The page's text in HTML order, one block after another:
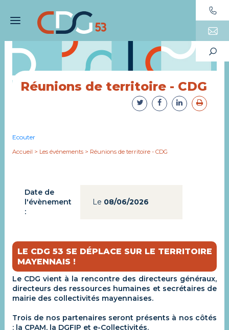
Réunions de territoire - CDG
Ecouter
Accueil > Les événements > Réunions de territoire - CDG
Date de
l'évènement
:
Le 08/06/2026
LE CDG 53 SE DÉPLACE SUR LE TERRITOIRE
MAYENNAIS !
Le CDG vient à la rencontre des directeurs généraux,
directeurs des ressources humaines et secrétaires de
mairie des collectivités mayennaises.
Trois de nos partenaires seront présents à nos côtés
: la CPAM, la DGFIP et e-Collectivités.